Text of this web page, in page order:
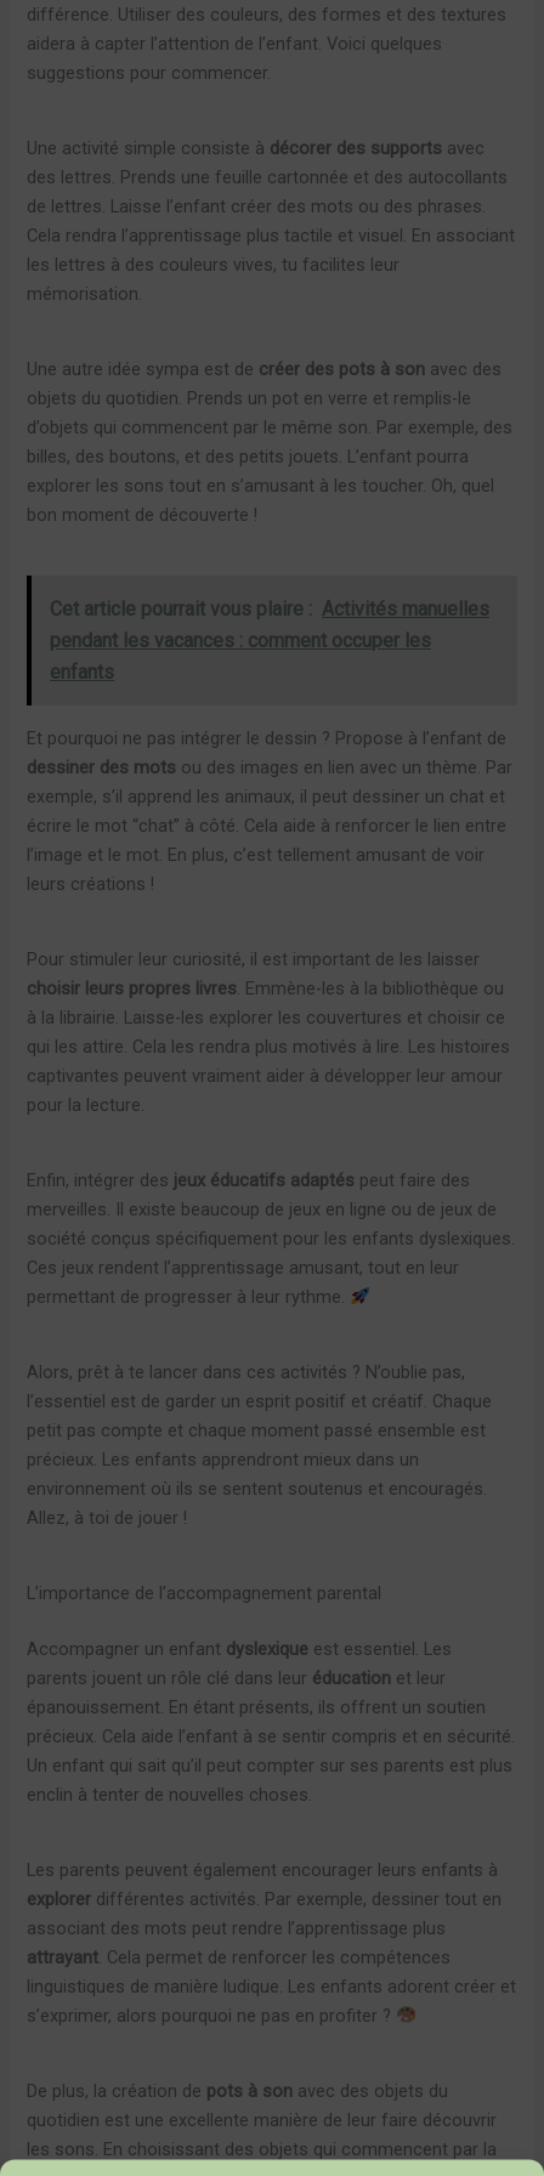
différence. Utiliser des couleurs, des formes et des textures
aidera à capter l’attention de l’enfant. Voici quelques
suggestions pour commencer.
Une activité simple consiste à décorer des supports avec
des lettres. Prends une feuille cartonnée et des autocollants
de lettres. Laisse l’enfant créer des mots ou des phrases.
Cela rendra l’apprentissage plus tactile et visuel. En associant
les lettres à des couleurs vives, tu facilites leur
mémorisation.
Une autre idée sympa est de créer des pots à son avec des
objets du quotidien. Prends un pot en verre et remplis-le
d’objets qui commencent par le même son. Par exemple, des
billes, des boutons, et des petits jouets. L’enfant pourra
explorer les sons tout en s’amusant à les toucher. Oh, quel
bon moment de découverte !
Cet article pourrait vous plaire : Activités manuelles
pendant les vacances : comment occuper les
enfants
Et pourquoi ne pas intégrer le dessin ? Propose à l’enfant de
dessiner des mots ou des images en lien avec un thème. Par
exemple, s’il apprend les animaux, il peut dessiner un chat et
écrire le mot “chat” à côté. Cela aide à renforcer le lien entre
l’image et le mot. En plus, c’est tellement amusant de voir
leurs créations !
Pour stimuler leur curiosité, il est important de les laisser
choisir leurs propres livres. Emmène-les à la bibliothèque ou
à la librairie. Laisse-les explorer les couvertures et choisir ce
qui les attire. Cela les rendra plus motivés à lire. Les histoires
captivantes peuvent vraiment aider à développer leur amour
pour la lecture.
Enfin, intégrer des jeux éducatifs adaptés peut faire des
merveilles. Il existe beaucoup de jeux en ligne ou de jeux de
société conçus spécifiquement pour les enfants dyslexiques.
Ces jeux rendent l’apprentissage amusant, tout en leur
permettant de progresser à leur rythme.
Alors, prêt à te lancer dans ces activités ? N’oublie pas,
l’essentiel est de garder un esprit positif et créatif. Chaque
petit pas compte et chaque moment passé ensemble est
précieux. Les enfants apprendront mieux dans un
environnement où ils se sentent soutenus et encouragés.
Allez, à toi de jouer !
L’importance de l’accompagnement parental
Accompagner un enfant dyslexique est essentiel. Les
parents jouent un rôle clé dans leur éducation et leur
épanouissement. En étant présents, ils offrent un soutien
précieux. Cela aide l’enfant à se sentir compris et en sécurité.
Un enfant qui sait qu’il peut compter sur ses parents est plus
enclin à tenter de nouvelles choses.
Les parents peuvent également encourager leurs enfants à
explorer différentes activités. Par exemple, dessiner tout en
associant des mots peut rendre l’apprentissage plus
attrayant . Cela permet de renforcer les compétences
linguistiques de manière ludique. Les enfants adorent créer et
s’exprimer, alors pourquoi ne pas en profiter ?
De plus, la création de pots à son avec des objets du
quotidien est une excellente manière de leur faire découvrir
les sons. En choisissant des objets qui commencent par la